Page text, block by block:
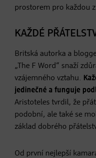
prostorem pro každou
KAŽDÉ
Britská autorka a
„The F Word“ snaží
vzájemného vztahu.
jedinečné a funguje
Aristoteles tvrdil, že
podobní, ale také se
základ dobrého
Od první nejlepší